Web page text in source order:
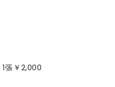
張￥2,000